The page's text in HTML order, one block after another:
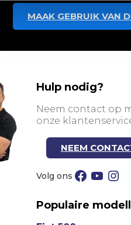
MAAK GEBRUIK VAN
Hulp nodig?
Neem contact op
onze
NEEM
Facebook YouTube Instagram
Populaire